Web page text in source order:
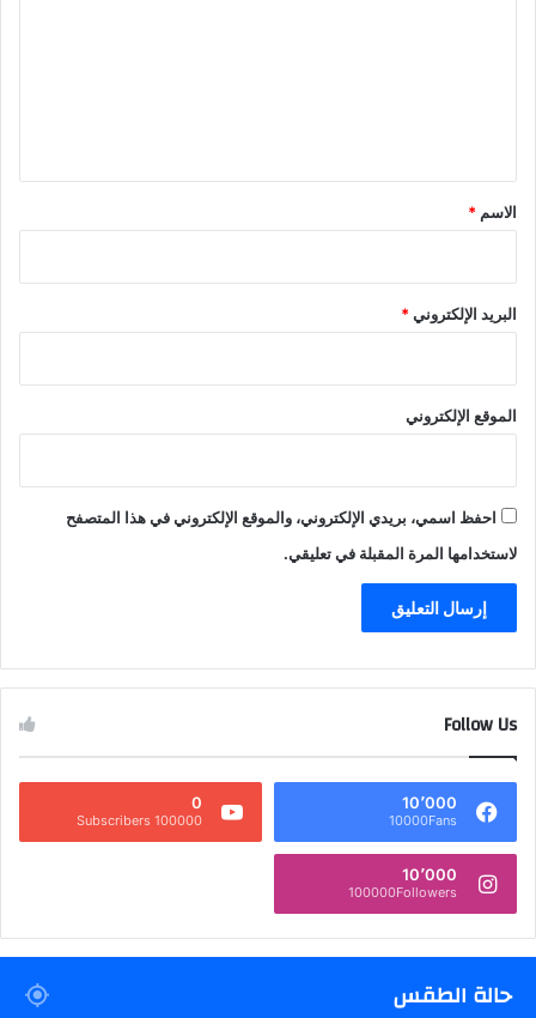
*
الاسم *
البريد الإلكتروني*
الموقع الإلكتروني
احفظ اسمي، بريدي الإلكتروني، والموقع الإلكتروني في هذا المتصفح
لاستخدامها المرة المقبلة في تعليقي.
Follow Us
10٬000
10000Fans
0
100000 Subscribers
10٬000
100000Followers
حالة الطقس